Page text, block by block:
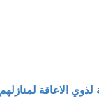
الاعاقة لمنازلهم